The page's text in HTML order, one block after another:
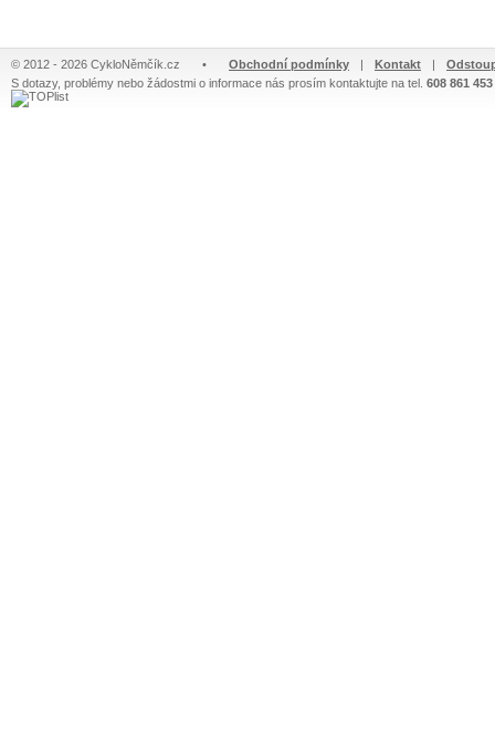
© 2012 - 2026 CykloNěmčík.cz • Obchodní podmínky | Kontakt |
S dotazy, problémy nebo žádostmi o informace nás prosím kontaktujte na tel. 608 861 453